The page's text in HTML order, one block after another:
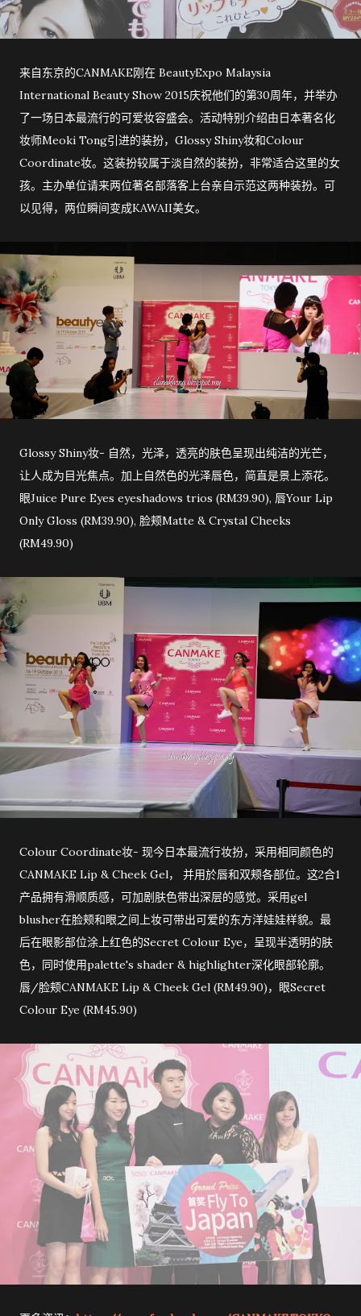
来自东京的CANMAKE刚在 BeautyExpo Malaysia
International Beauty Show 2015庆祝他们的第30周年，并举办
了一场日本最流行的可爱妆容盛会。活动特别介绍由日本著名化
妆师Meoki Tong引进的装扮，Glossy Shiny妆和Colour
Coordinate妆。这装扮较属于淡自然的装扮，非常适合这里的女
孩。主办单位请来两位著名部落客上台亲自示范这两种装扮。可
以见得，两位瞬间变成KAWAII美女。
Glossy Shiny妆- 自然，光泽，透亮的肤色呈现出纯洁的光芒，
让人成为目光焦点。加上自然色的光泽唇色，简直是景上添花。
眼Juice Pure Eyes eyeshadows trios (RM39.90), 唇Your Lip
Only Gloss (RM39.90), 脸颊Matte & Crystal Cheeks
(RM49.90)
Colour Coordinate妆- 现今日本最流行妆扮，采用相同颜色的
CANMAKE Lip & Cheek Gel， 并用於唇和双颊各部位。这2合1
产品拥有滑顺质感，可加剧肤色带出深层的感觉。采用gel
blusher在脸颊和眼之间上妆可带出可爱的东方洋娃娃样貌。最
后在眼影部位涂上红色的Secret Colour Eye，呈现半透明的肤
色，同时使用palette's shader & highlighter深化眼部轮廓。
唇/脸颊CANMAKE Lip & Cheek Gel (RM49.90)，眼Secret
Colour Eye (RM45.90)